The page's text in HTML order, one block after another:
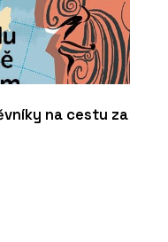
na cestu za